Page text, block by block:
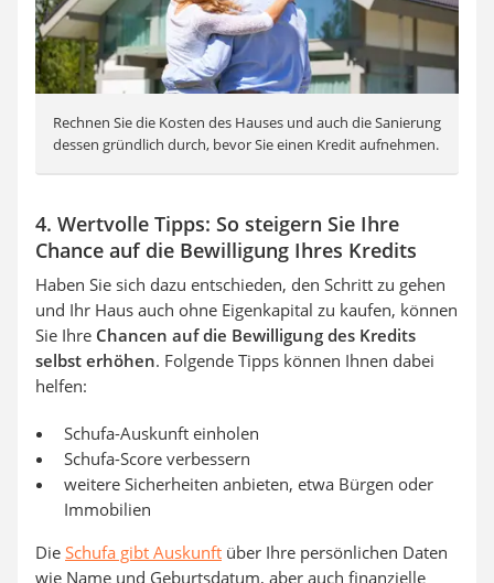
Rechnen Sie die Kosten des Hauses und auch die Sanierung
dessen gründlich durch, bevor Sie einen Kredit aufnehmen.
4. Wertvolle Tipps: So steigern Sie Ihre
Chance auf die Bewilligung Ihres Kredits
Haben Sie sich dazu entschieden, den Schritt zu gehen
und Ihr Haus auch ohne Eigenkapital zu kaufen, können
Sie Ihre Chancen auf die Bewilligung des Kredits
selbst erhöhen. Folgende Tipps können Ihnen dabei
helfen:
Schufa-Auskunft einholen
Schufa-Score verbessern
weitere Sicherheiten anbieten, etwa Bürgen oder
Immobilien
Die Schufa gibt Auskunft über Ihre persönlichen Daten
wie Name und Geburtsdatum, aber auch finanzielle